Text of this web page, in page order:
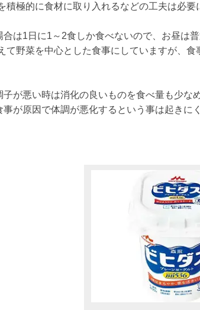
積極的に食材に取り入れるなどの工夫は必要
合は1日に1～2食しか食べないので、お昼は
て野菜を中心とした食事にしていますが、
子が悪い時は消化の良いものを食べ量も少な
事が原因で体調が悪化するという事は起きに